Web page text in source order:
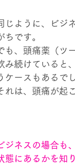
ように、ビジ
ちです。
、頭痛薬（ツ
続けていると
ケースもあるで
は、頭痛が起
ジネスの場合も
態にあるかを知